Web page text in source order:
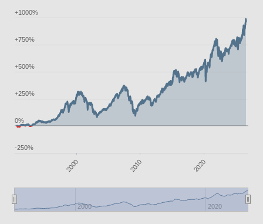
2000 2010 2020
2000 2020
-250%
0%
+250%
+500%
+750%
+1000%